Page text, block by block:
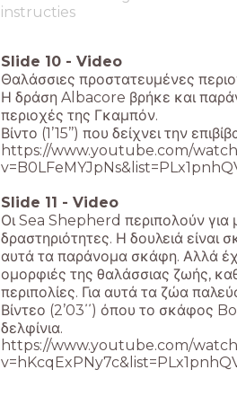
instructies
Slide 10 - Video
Θαλάσσιες προστατευμένες
Η δράση Albacore βρήκε και
περιοχές της Γκαμπόν.
Βίντο (1’15’’) που δείχνει την
https://www.youtube.com/
Slide 11 - Video
Οι Sea Shepherd περιπολούν
δραστηριότητες. Η δουλειά είναι
αυτά τα παράνομα σκάφη. Αλλά
ομορφιές της θαλάσσιας ζωής,
περιπολίες. Για αυτά τα ζώα
Βίντεο (2’03΄΄) όπου το σκάφος
δελφίνια.
https://www.youtube.com/